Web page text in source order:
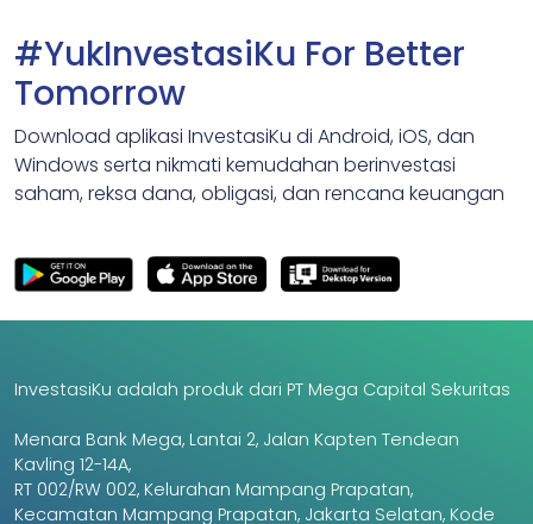
#YukInvestasiKu For Better
Tomorrow
Download aplikasi InvestasiKu di Android, iOS, dan
Windows serta nikmati kemudahan berinvestasi
saham, reksa dana, obligasi, dan rencana keuangan
InvestasiKu adalah produk dari PT Mega Capital Sekuritas
Menara Bank Mega, Lantai 2, Jalan Kapten Tendean
Kavling 12-14A,
RT 002/RW 002, Kelurahan Mampang Prapatan,
Kecamatan Mampang Prapatan, Jakarta Selatan, Kode